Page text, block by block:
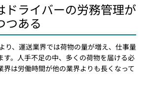
ドライバーの労務管理が
つある
り、運送業界では荷物の量が増え、仕事量
す。人手不足の中、多くの荷物を届ける必
界は労働時間が他の業界よりも長くなって